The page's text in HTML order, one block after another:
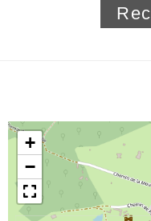
Longueur min/max
Trier par
Horodatage
+
−